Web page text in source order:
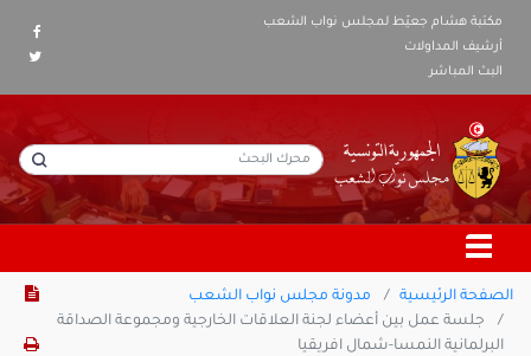
مكتبة هشام جعيّط لمجلس نواب الشعب
أرشيف المداولات
البث المباشر
الصفحة الرئيسية
مدونة مجلس نواب الشعب
جلسة عمل بين أعضاء لجنة العلاقات الخارجية ومجموعة الصداقة
البرلمانية النمسا-شمال افريقيا